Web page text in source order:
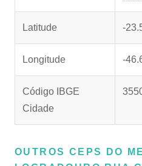
Latitude -
Longitude -
Código IBGE
Cidade
OUTROS CEPS DO